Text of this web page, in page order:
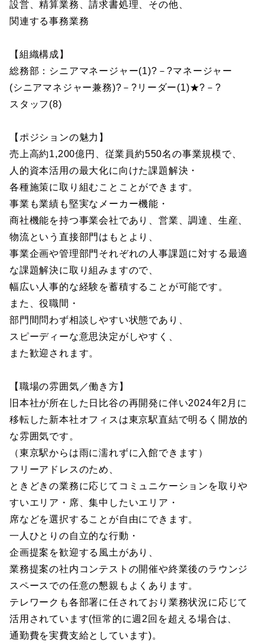
設営、精算業務、請求書処理、その他、
関連する事務業務
【組織構成】
総務部：シニアマネージャー(1)?－?マネージャー
(シニアマネジャー兼務)?－?リーダー(1)★?－?
スタッフ(8)
【ポジションの魅力】
売上高約1,200億円、従業員約550名の事業規模で、
人的資本活用の最大化に向けた課題解決・
各種施策に取り組むことことができます。
事業も業績も堅実なメーカー機能・
商社機能を持つ事業会社であり、営業、調達、生産、
物流という直接部門はもとより、
事業企画や管理部門それぞれの人事課題に対する最適
な課題解決に取り組みますので、
幅広い人事的な経験を蓄積することが可能です。
また、役職間・
部門間問わず相談しやすい状態であり、
スピーディーな意思決定がしやすく、
また歓迎されます。
【職場の雰囲気／働き方】
旧本社が所在した日比谷の再開発に伴い2024年2月に
移転した新本社オフィスは東京駅直結で明るく開放的
な雰囲気です。
（東京駅からは雨に濡れずに入館できます）
フリーアドレスのため、
ときどきの業務に応じてコミュニケーションを取りや
すいエリア・席、集中したいエリア・
席などを選択することが自由にできます。
一人ひとりの自立的な行動・
企画提案を歓迎する風土があり、
業務提案の社内コンテストの開催や終業後のラウンジ
スペースでの任意の懇親もよくあります。
テレワークも各部署に任されており業務状況に応じて
活用されています(恒常的に週2回を超える場合は、
通勤費を実費支給としています)。